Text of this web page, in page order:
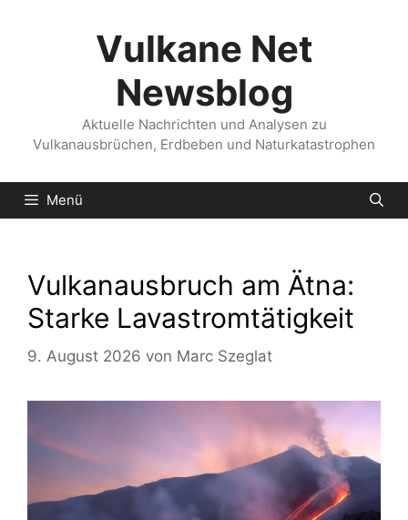
Vulkane Net
Newsblog
Aktuelle Nachrichten und Analysen zu
Vulkanausbrüchen, Erdbeben und Naturkatastrophen
Menü
Vulkanausbruch am Ätna:
Starke Lavastromtätigkeit
9. August 2026 von Marc Szeglat